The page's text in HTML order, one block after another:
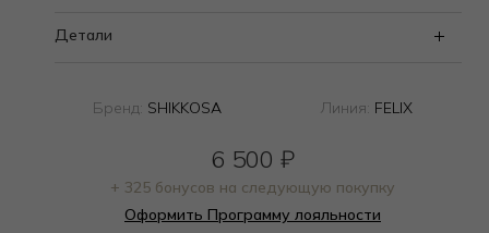
Детали
Бренд: SHIKKOSA Линия: FELIX
6 500 ₽
+ 325 бонусов на следующую покупку
Оформить Программу лояльности